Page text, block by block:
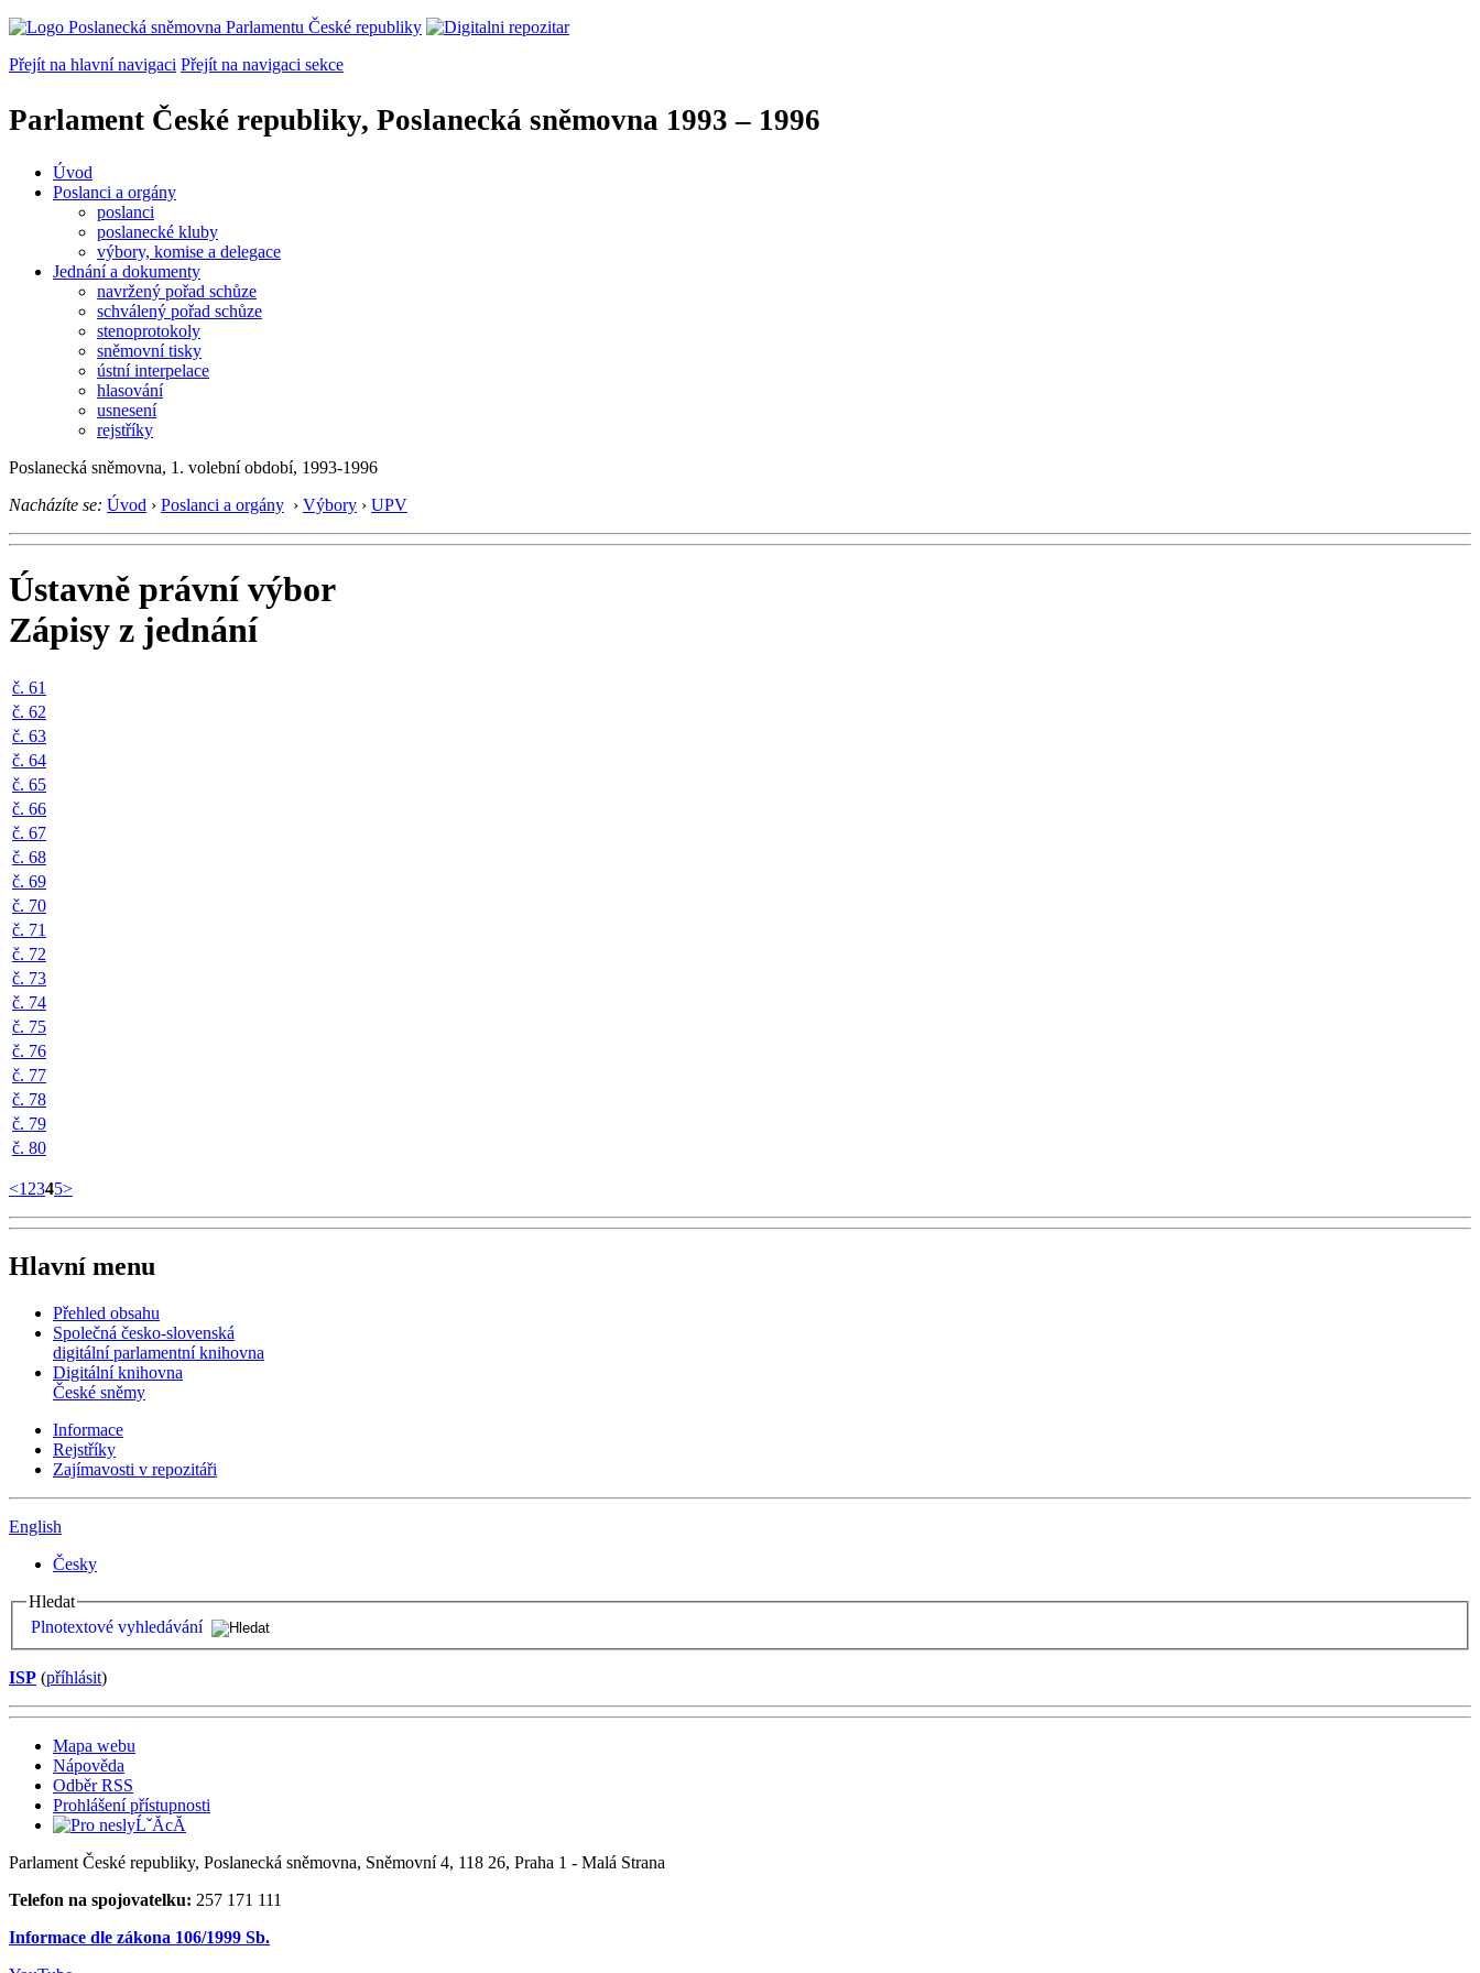
Přejít na hlavní navigaci Přejít na navigaci sekce
Parlament České republiky, Poslanecká sněmovna 1993 – 1996
Úvod
Poslanci a orgány
poslanci
poslanecké kluby
výbory, komise a delegace
Jednání a dokumenty
navržený pořad schůze
schválený pořad schůze
stenoprotokoly
sněmovní tisky
ústní interpelace
hlasování
usnesení
rejstříky
Poslanecká sněmovna, 1. volební období, 1993-1996
Nacházíte se: Úvod › Poslanci a orgány › Výbory › UPV
Ústavně právní výbor
Zápisy z jednání
č. 61
č. 62
č. 63
č. 64
č. 65
č. 66
č. 67
č. 68
č. 69
č. 70
č. 71
č. 72
č. 73
č. 74
č. 75
č. 76
č. 77
č. 78
č. 79
č. 80
<1 2345>
Hlavní menu
Přehled obsahu
Společná česko-slovenská
digitální parlamentní knihovna
Digitální knihovna
České sněmy
Informace
Rejstříky
Zajímavosti v repozitáři
English
Česky
Hledat
Plnotextové vyhledávání
ISP (příhlásit)
Mapa webu
Nápověda
Odběr RSS
Prohlášení přístupnosti
Parlament České republiky, Poslanecká sněmovna, Sněmovní 4, 118 26, Praha 1 - Malá Strana
Telefon na spojovatelku: 257 171 111
Informace dle zákona 106/1999 Sb.